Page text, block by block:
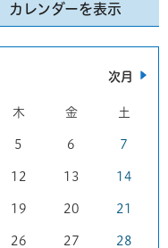
カレンダーを表示
次月
木 金 土
5 6 7
12 13 14
19 20 21
26 27 28